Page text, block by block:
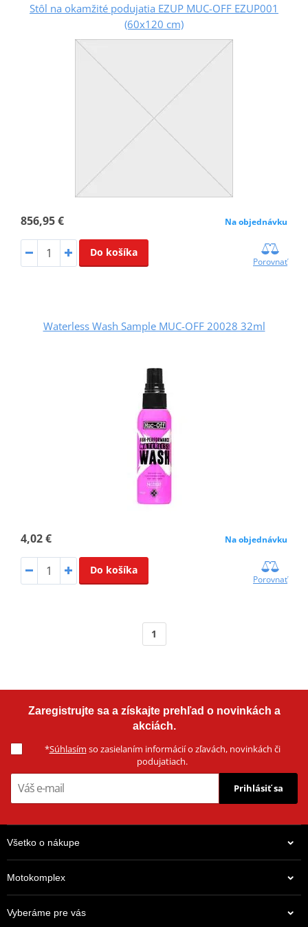
Stôl na okamžité podujatia EZUP MUC-OFF EZUP001
(60x120 cm)
856,95 € Na objednávku
Do košíka
Porovnať
Waterless Wash Sample MUC-OFF 20028 32ml
4,02 € Na objednávku
Do košíka
Porovnať
1
Zaregistrujte sa a získajte prehľad o novinkách a
akciách.
*Súhlasím so zasielaním informácií o zľavách, novinkách či
podujatiach.
Prihlásiť sa
Všetko o nákupe
Motokomplex
Vyberáme pre vás